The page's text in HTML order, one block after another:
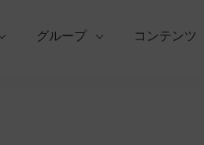
グループ コンテンツ